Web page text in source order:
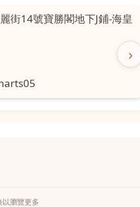
›
121號珍興樓L1舖 粵華廣場對
瀏覽更多